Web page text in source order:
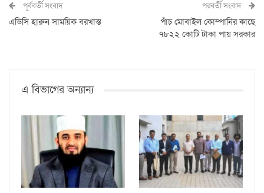
পূর্ববর্তী সংবাদ
এডিসি হারুন সাময়িক বরখাস্ত
পরবর্তী সংবাদ
পাঁচ মোবাইল কোম্পানির কাছে
৭৮২২ কোটি টাকা পায় সরকার
এ বিভাগের অন্যান্য